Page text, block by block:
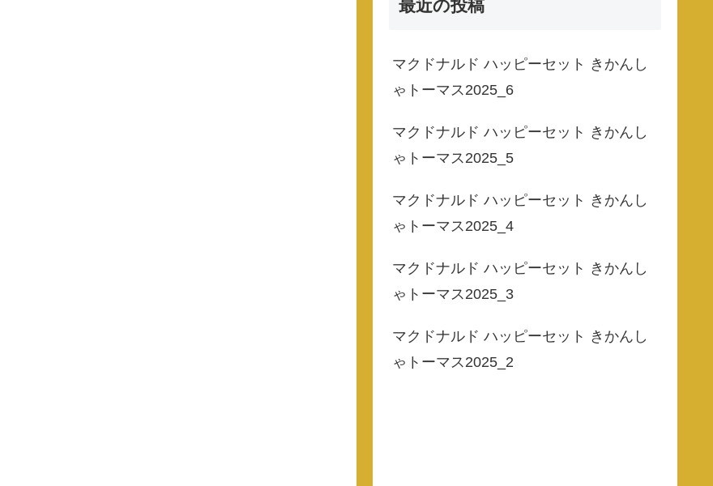
最近の投稿
マクドナルド ハッピーセット きかんし
ゃトーマス2025_6
マクドナルド ハッピーセット きかんし
ゃトーマス2025_5
マクドナルド ハッピーセット きかんし
ゃトーマス2025_4
マクドナルド ハッピーセット きかんし
ゃトーマス2025_3
マクドナルド ハッピーセット きかんし
ゃトーマス2025_2